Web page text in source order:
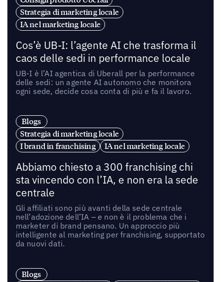
Strategia di marketing locale
IA nel marketing locale
Cos’è UB-I: l’agente AI che trasforma il
caos delle sedi in performance locale
UB-I è l’AI agentica di Uberall per la performance
delle sedi: un agente AI autonomo che monitora
ogni sede, decide cosa conta di più e fa il lavoro.
Blogs
Strategia di marketing locale
I brand in franchising
IA nel marketing locale
Abbiamo chiesto a 300 franchising chi
sta vincendo con l’IA, e non era la sede
centrale
Gli affiliati sono più avanti della sede centrale
nell’adozione dell’IA – e non è il problema che i
marketer di brand pensano. Un approccio più
intelligente al marketing per franchising, supportato
da nuovi dati.
Blogs